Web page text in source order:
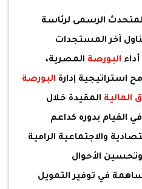
الرسمى لرئاسة
آخر المستجدات
البورصة المصرية،
استراتيجية إدارة البورصة
المالية المقيدة خلال
القيام بدوره كداعم
والاجتماعية الرامية
وتحسين الأحوال
في توفير التمويل